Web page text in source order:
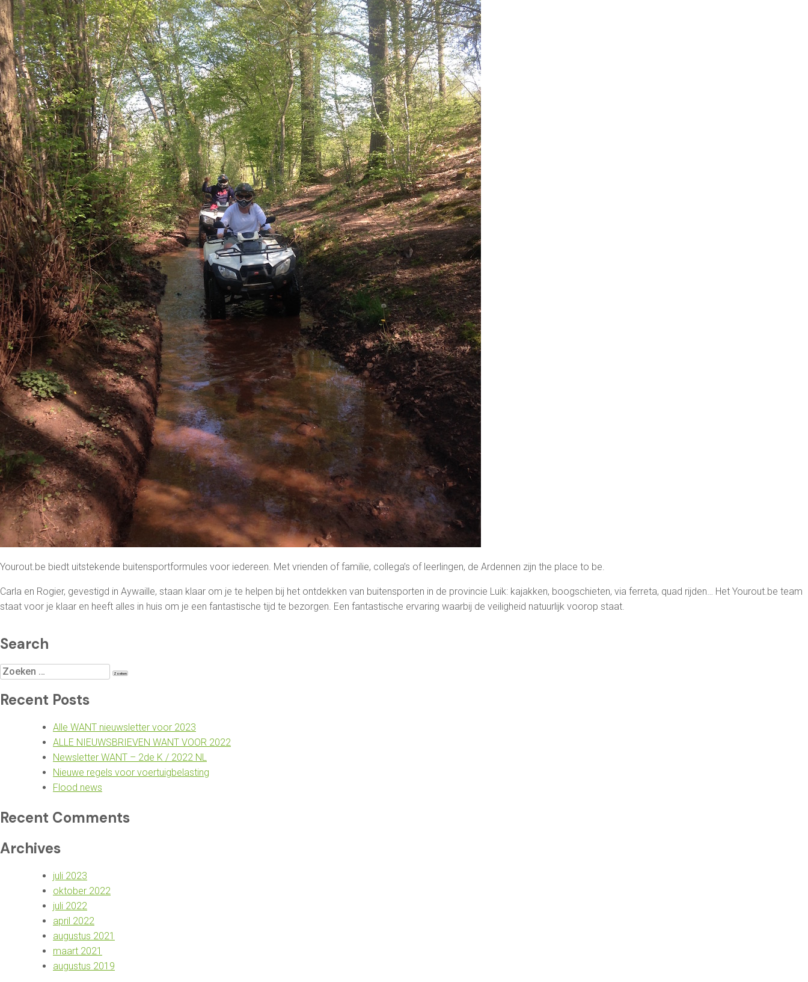
Yourout.be biedt uitstekende buitensportformules voor iedereen. Met vrienden of familie, collega’s of leerlingen, de Ardennen zijn the place to be.
Carla en Rogier, gevestigd in Aywaille, staan klaar om je te helpen bij het ontdekken van buitensporten in de provincie Luik: kajakken, boogschieten, via ferreta, quad rijden… Het Yourout.be team
staat voor je klaar en heeft alles in huis om je een fantastische tijd te bezorgen. Een fantastische ervaring waarbij de veiligheid natuurlijk voorop staat.
Search
Zoeken
naar:
Recent Posts
Alle WANT nieuwsletter voor 2023
ALLE NIEUWSBRIEVEN WANT VOOR 2022
Newsletter WANT – 2de K / 2022 NL
Nieuwe regels voor voertuigbelasting
Flood news
Recent Comments
Archives
juli 2023
oktober 2022
juli 2022
april 2022
augustus 2021
maart 2021
augustus 2019